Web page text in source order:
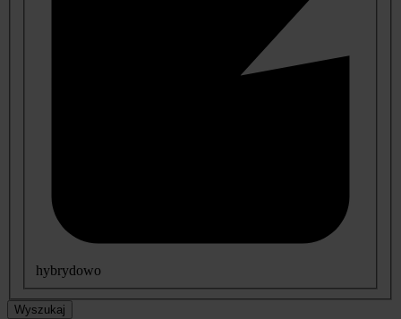
hybrydowo
Wyszukaj